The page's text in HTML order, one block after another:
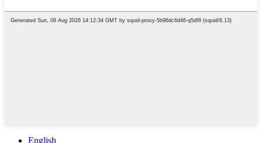
English